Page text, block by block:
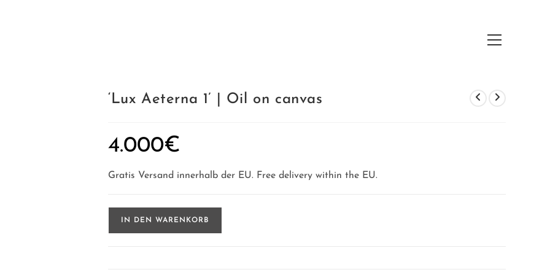
Hauptmenü
‘Lux Aeterna 1’ | Oil on canvas
4.000€
Gratis Versand innerhalb der EU. Free delivery within the EU.
Aeterna
1'
IN DEN WARENKORB